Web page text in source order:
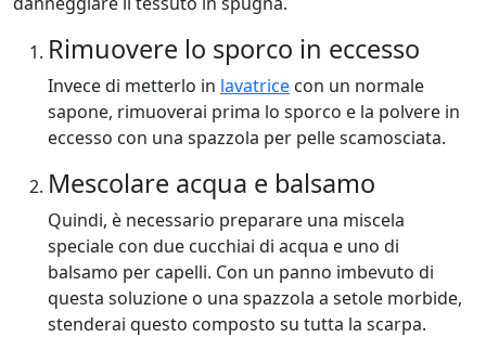
Rimuovere lo sporco in eccesso
Invece di metterlo in lavatrice con un normale
sapone, rimuoverai prima lo sporco e la polvere in
eccesso con una spazzola per pelle scamosciata.
Mescolare acqua e balsamo
Quindi, è necessario preparare una miscela
speciale con due cucchiai di acqua e uno di
balsamo per capelli. Con un panno imbevuto di
questa soluzione o una spazzola a setole morbide,
stenderai questo composto su tutta la scarpa.